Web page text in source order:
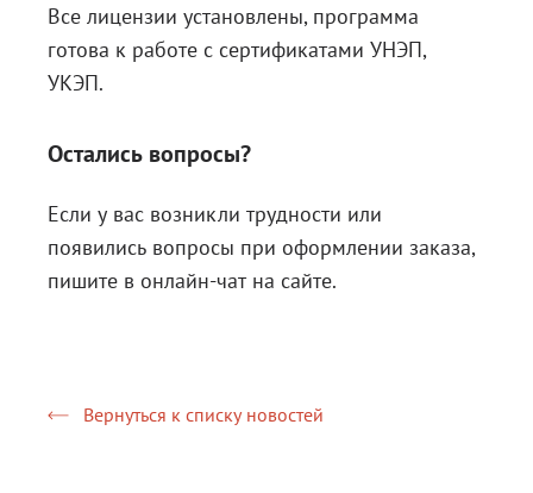
Все лицензии установлены, программа
готова к работе с сертификатами УНЭП,
УКЭП.
Остались вопросы?
Если у вас возникли трудности или
появились вопросы при оформлении заказа,
пишите в онлайн-чат на сайте.
Вернуться к списку новостей